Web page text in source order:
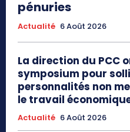
pénuries
Actualité 6 Août 2026
La direction du PCC
symposium pour
personnalités non
le travail
Actualité 6 Août 2026